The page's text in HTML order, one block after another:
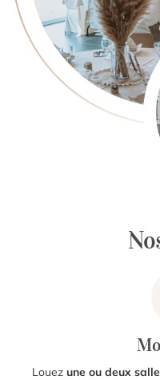
Louez une ou deux